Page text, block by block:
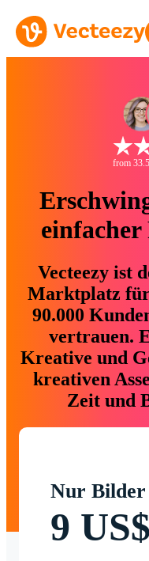
from
einfacher
Vecteezy ist
Marktplatz für
90.000
vertrauen.
Kreative und
kreativen
Zeit und
Nur Bilder
9 US$